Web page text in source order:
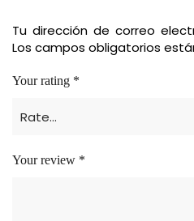
Tu dirección de correo
Los campos obligatorios
Your rating *
Your review *